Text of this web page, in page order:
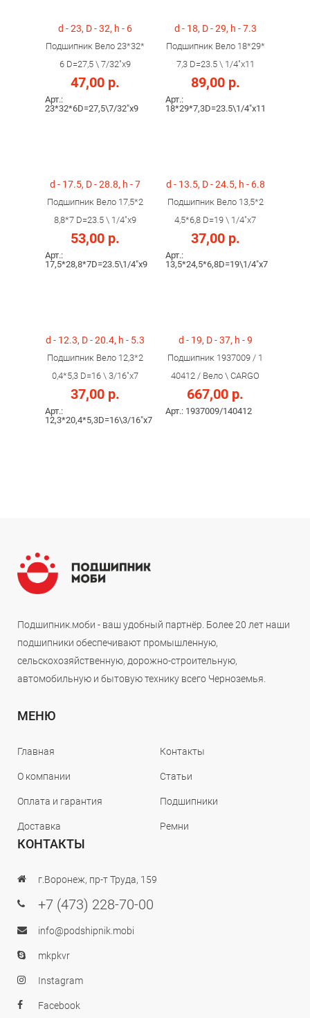
d - 23, D - 32, h - 6
Подшипник Вело 23*32*
6 D=27,5 \ 7/32"х9
47,00 р.
Арт.:
23*32*6D=27,5\7/32"х9
d - 18, D - 29, h - 7.3
Подшипник Вело 18*29*
7,3 D=23.5 \ 1/4"х11
89,00 р.
Арт.:
18*29*7,3D=23.5\1/4"х11
d - 17.5, D - 28.8, h - 7
Подшипник Вело 17,5*2
8,8*7 D=23.5 \ 1/4"х9
53,00 р.
Арт.:
17,5*28,8*7D=23.5\1/4"х9
d - 13.5, D - 24.5, h - 6.8
Подшипник Вело 13,5*2
4,5*6,8 D=19 \ 1/4"х7
37,00 р.
Арт.:
13,5*24,5*6,8D=19\1/4"х7
d - 12.3, D - 20.4, h - 5.3
Подшипник Вело 12,3*2
0,4*5,3 D=16 \ 3/16"х7
37,00 р.
Арт.:
12,3*20,4*5,3D=16\3/16"х7
d - 19, D - 37, h - 9
Подшипник 1937009 / 1
40412 / Вело \ CARGO
667,00 р.
Арт.: 1937009/140412
Подшипник.моби - ваш удобный партнёр. Более 20 лет наши
подшипники обеспечивают промышленную,
сельскохозяйственную, дорожно-строительную,
автомобильную и бытовую технику всего Черноземья.
МЕНЮ
Главная
О компании
Оплата и гарантия
Доставка
Контакты
Статьи
Подшипники
Ремни
КОНТАКТЫ
г.Воронеж, пр-т Труда, 159
+7 (473) 228-70-00
info@podshipnik.mobi
mkpkvr
Instagram
Facebook